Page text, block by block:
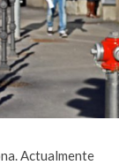
Actualmente